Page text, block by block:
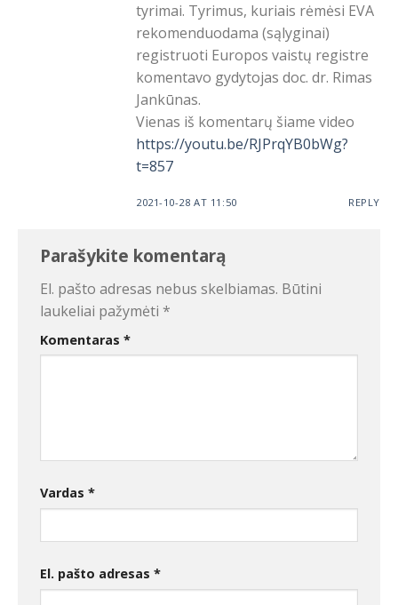
tyrimai. Tyrimus, kuriais rėmėsi EVA
rekomenduodama (sąlyginai)
registruoti Europos vaistų registre
komentavo gydytojas doc. dr. Rimas
Jankūnas.
Vienas iš komentarų šiame video
https://youtu.be/RJPrqYB0bWg?
t=857
2021-10-28 AT 11:50 REPLY
Parašykite komentarą
El. pašto adresas nebus skelbiamas. Būtini
laukeliai pažymėti *
Komentaras *
Vardas *
El. pašto adresas *